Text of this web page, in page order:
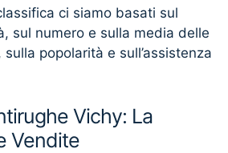
ci siamo basati sul
sul numero e sulla media delle
popolarità e sull’assistenza
Vichy: La
Vendite